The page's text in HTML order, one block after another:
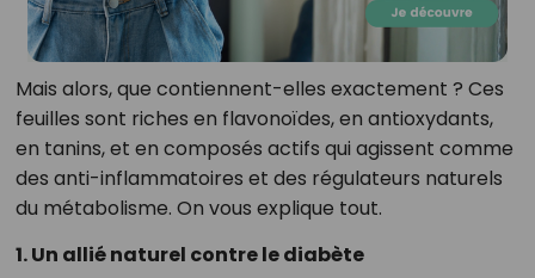
Mais alors, que contiennent-elles exactement ? Ces
feuilles sont riches en flavonoïdes, en antioxydants,
en tanins, et en composés actifs qui agissent comme
des anti-inflammatoires et des régulateurs naturels
du métabolisme. On vous explique tout.
1. Un allié naturel contre le diabète